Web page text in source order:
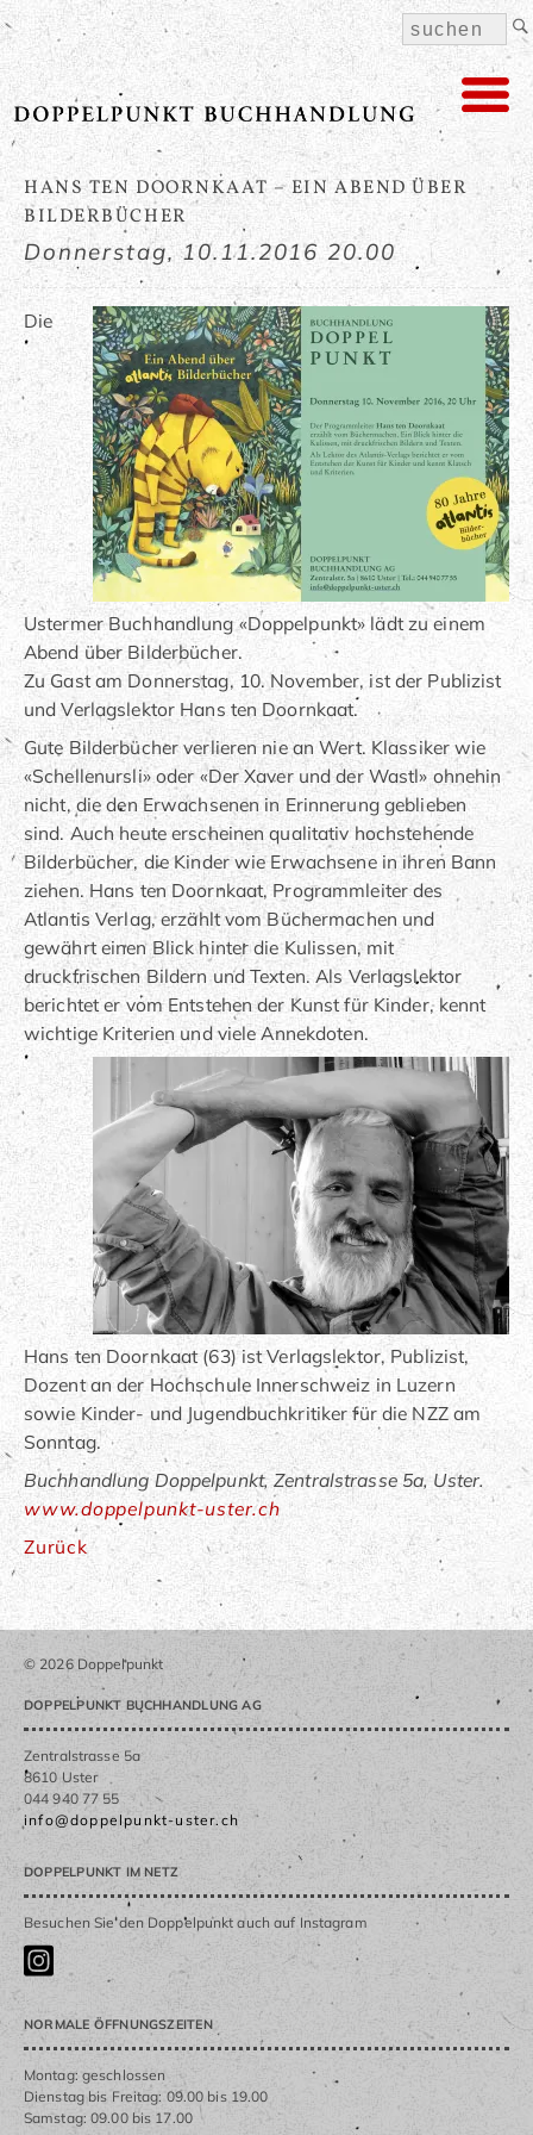
HANS TEN DOORNKAAT – EIN ABEND ÜBER
BILDERBÜCHER
Donnerstag,10.11.2016 20.00
Die
Ustermer Buchhandlung «Doppelpunkt» lädt zu einem
Abend über Bilderbücher.
Zu Gast am Donnerstag, 10. November, ist der Publizist
und Verlagslektor Hans ten Doornkaat.
Gute Bilderbücher verlieren nie an Wert. Klassiker wie
«Schellenursli» oder «Der Xaver und der Wastl» ohnehin
nicht, die den Erwachsenen in Erinnerung geblieben
sind. Auch heute erscheinen qualitativ hochstehende
Bilderbücher, die Kinder wie Erwachsene in ihren Bann
ziehen. Hans ten Doornkaat, Programmleiter des
Atlantis Verlag, erzählt vom Büchermachen und
gewährt einen Blick hinter die Kulissen, mit
druckfrischen Bildern und Texten. Als Verlagslektor
berichtet er vom Entstehen der Kunst für Kinder, kennt
wichtige Kriterien und viele Annekdoten.
Hans ten Doornkaat (63) ist Verlagslektor, Publizist,
Dozent an der Hochschule Innerschweiz in Luzern
sowie Kinder- und Jugendbuchkritiker für die NZZ am
Sonntag.
Buchhandlung Doppelpunkt, Zentralstrasse 5a, Uster.
www.doppelpunkt-uster.ch
Zurück
© 2026 Doppelpunkt
DOPPELPUNKT BUCHHANDLUNG AG
Zentralstrasse 5a
8610 Uster
044 940 77 55
info@doppelpunkt-uster.ch
DOPPELPUNKT IM NETZ
Besuchen Sie den Doppelpunkt auch auf Instagram
NORMALE ÖFFNUNGSZEITEN
Montag: geschlossen
Dienstag bis Freitag: 09.00 bis 19.00
Samstag: 09.00 bis 17.00